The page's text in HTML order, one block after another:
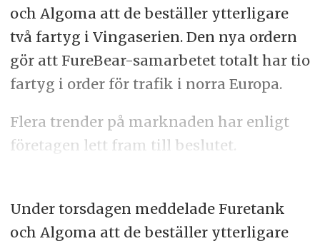
och Algoma att de beställer ytterligare
två fartyg i Vingaserien. Den nya ordern
gör att FureBear-samarbetet totalt har tio
fartyg i order för trafik i norra Europa.
Flera trender på marknaden har enligt
företagen lett fram till beslutet.
Under torsdagen meddelade Furetank
och Algoma att de beställer ytterligare